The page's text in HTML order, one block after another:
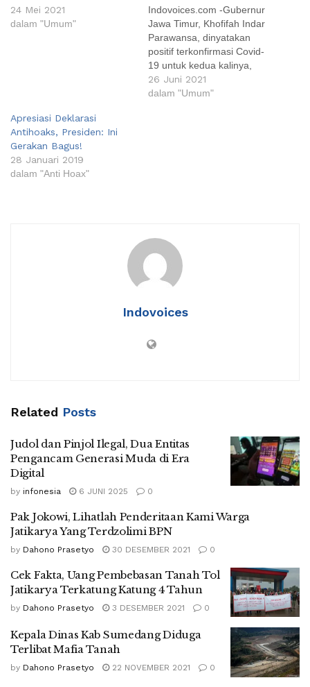
24 Mei 2021
dalam "Umum"
Indovoices.com -Gubernur
Jawa Timur, Khofifah Indar
Parawansa, dinyatakan
positif terkonfirmasi Covid-
19 untuk kedua kalinya,
Jumat (25/6/2021).
Sebelumnya, Khofifah juga
26 Juni 2021
dalam "Umum"
Apresiasi Deklarasi
Antihoaks, Presiden: Ini
Gerakan Bagus!
28 Januari 2019
dalam "Anti Hoax"
Indovoices
Related Posts
Judol dan Pinjol Ilegal, Dua Entitas
Pengancam Generasi Muda di Era
Digital
by infonesia 6 JUNI 2025 0
Pak Jokowi, Lihatlah Penderitaan Kami Warga
Jatikarya Yang Terdzolimi BPN
by Dahono Prasetyo 30 DESEMBER 2021 0
Cek Fakta, Uang Pembebasan Tanah Tol
Jatikarya Terkatung Katung 4 Tahun
by Dahono Prasetyo 3 DESEMBER 2021 0
Kepala Dinas Kab Sumedang Diduga
Terlibat Mafia Tanah
by Dahono Prasetyo 22 NOVEMBER 2021 0